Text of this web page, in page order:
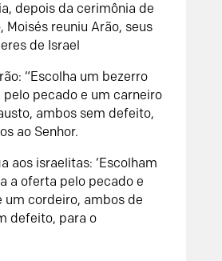
depois da cerimônia de
Moisés reuniu Arão, seus
de Israel
“Escolha um bezerro
pecado e um carneiro
ambos sem defeito,
ao Senhor.
aos israelitas: ‘Escolham
a oferta pelo pecado e
um cordeiro, ambos de
defeito, para o